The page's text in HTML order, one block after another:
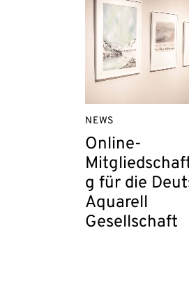
NEWS
Online-
g für die
Aquarell
Gesellschaft